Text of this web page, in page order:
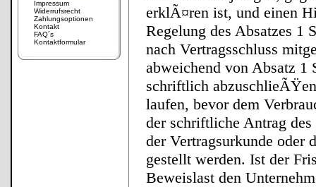
Impressum
Widerrufsrecht
Zahlungsoptionen
Kontakt
FAQ´s
Kontaktformular
erklÃ¤ren ist, und einen
Regelung des Absatzes 1
nach Vertragsschluss
abweichend von Absatz 1
schriftlich
laufen, bevor dem
der schriftliche Antrag
der Vertragsurkunde oder
gestellt werden. Ist der
Beweislast den